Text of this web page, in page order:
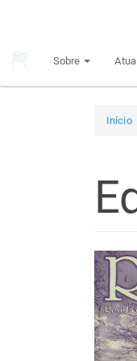
principal
Sobre
Início
de